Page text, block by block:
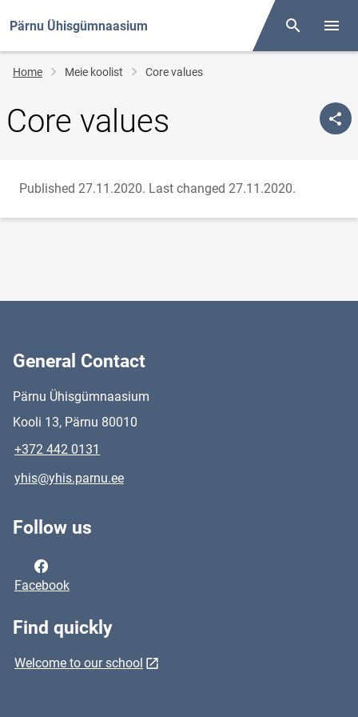
Pärnu Ühisgümnaasium Otsing
Breadcrumb
Home Meie koolist Core values
Core values
Published 27.11.2020. Last changed 27.11.2020.
General Contact
Pärnu Ühisgümnaasium
Kooli 13, Pärnu 80010
+372 442 0131
yhis@yhis.parnu.ee
Follow us
Facebook
Find quickly
Welcome to our school